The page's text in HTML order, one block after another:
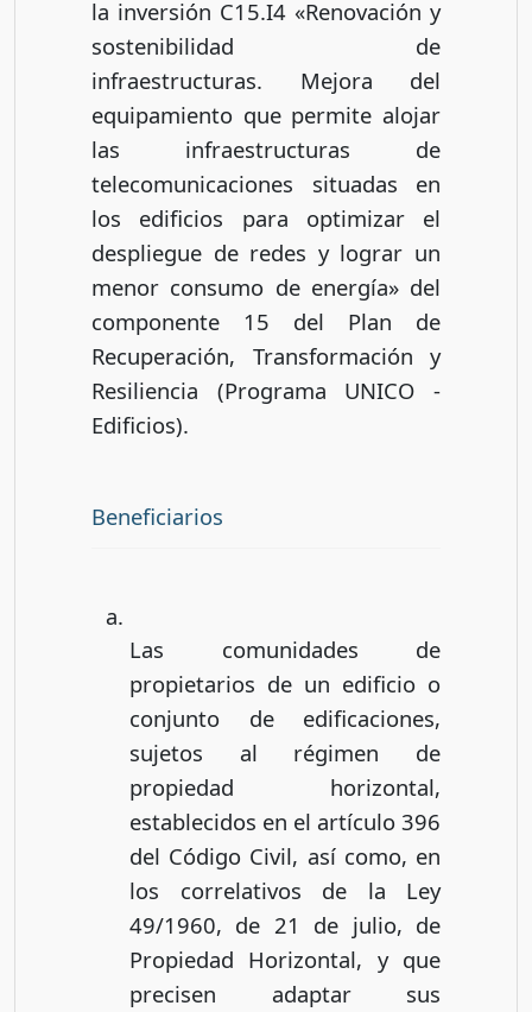
la inversión C15.I4 «Renovación y
sostenibilidad de
infraestructuras. Mejora del
equipamiento que permite alojar
las infraestructuras de
telecomunicaciones situadas en
los edificios para optimizar el
despliegue de redes y lograr un
menor consumo de energía» del
componente 15 del Plan de
Recuperación, Transformación y
Resiliencia (Programa UNICO -
Edificios).
Beneficiarios
Las comunidades de
propietarios de un edificio o
conjunto de edificaciones,
sujetos al régimen de
propiedad horizontal,
establecidos en el artículo 396
del Código Civil, así como, en
los correlativos de la Ley
49/1960, de 21 de julio, de
Propiedad Horizontal, y que
precisen adaptar sus